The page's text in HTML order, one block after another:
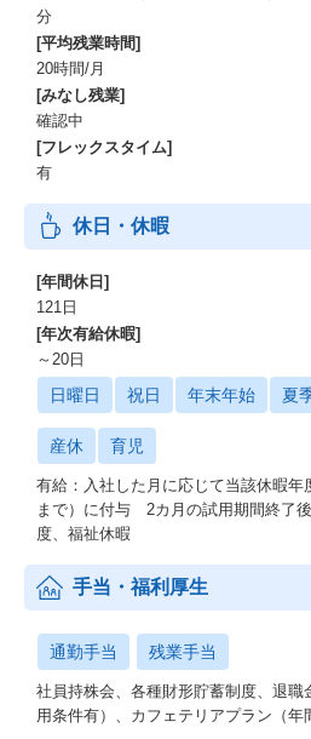
分
[平均残業時間]
20時間/月
[みなし残業]
確認中
[フレックスタイム]
有
休日・休暇
[年間休日]
121日
[年次有給休暇]
～20日
日曜日 祝日 年末年始 夏
産休 育児
有給：入社した月に応じて当該休暇年
まで）に付与 2カ月の試用期間終了
度、福祉休暇
手当・福利厚生
通勤手当 残業手当
社員持株会、各種財形貯蓄制度、退職
用条件有）、カフェテリアプラン（年